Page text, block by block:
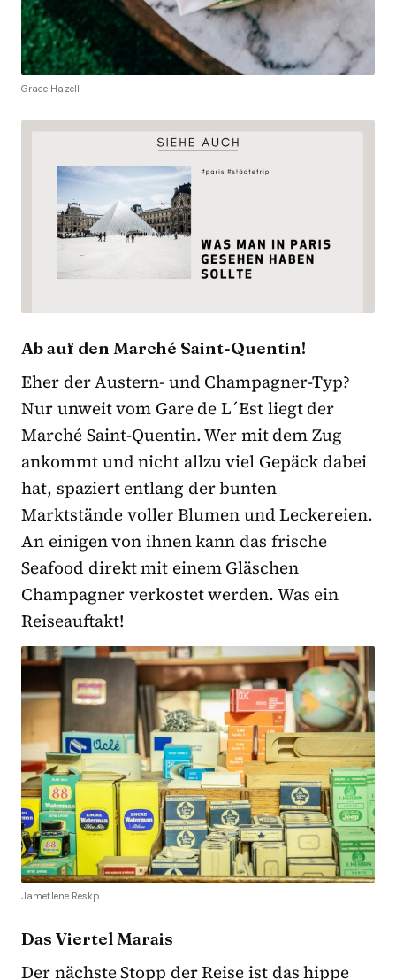
Grace Hazell
Ab auf den Marché Saint-Quentin!
Eher der Austern- und Champagner-Typ?
Nur unweit vom Gare de L´Est liegt der
Marché Saint-Quentin. Wer mit dem Zug
ankommt und nicht allzu viel Gepäck dabei
hat, spaziert entlang der bunten
Marktstände voller Blumen und Leckereien.
An einigen von ihnen kann das frische
Seafood direkt mit einem Gläschen
Champagner verkostet werden. Was ein
Reiseauftakt!
Jametlene Reskp
Das Viertel Marais
Der nächste Stopp der Reise ist das hippe